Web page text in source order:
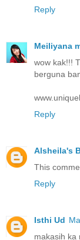
Reply
Meiliyana
wow kak!!!
berguna
Reply
Alsheila's
This
Reply
Isthi Ud
makasih ka